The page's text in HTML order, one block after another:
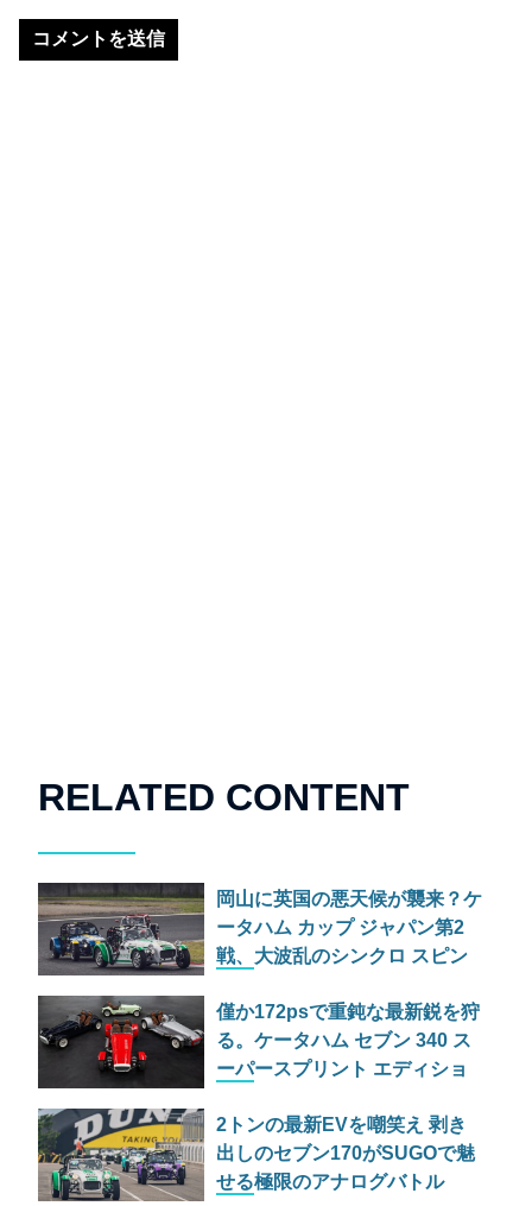
RELATED CONTENT
岡山に英国の悪天候が襲来？ケ
ータハム カップ ジャパン第2
戦、大波乱のシンクロ スピン
僅か172psで重鈍な最新鋭を狩
る。ケータハム セブン 340 ス
ーパースプリント エディショ
2トンの最新EVを嘲笑え 剥き
出しのセブン170がSUGOで魅
せる極限のアナログバトル